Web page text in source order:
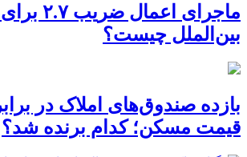
ماجرای
بین‌الملل چیست؟
بازده صندوق‌های املاک در
قیمت مسکن؛ کدام برنده شد؟